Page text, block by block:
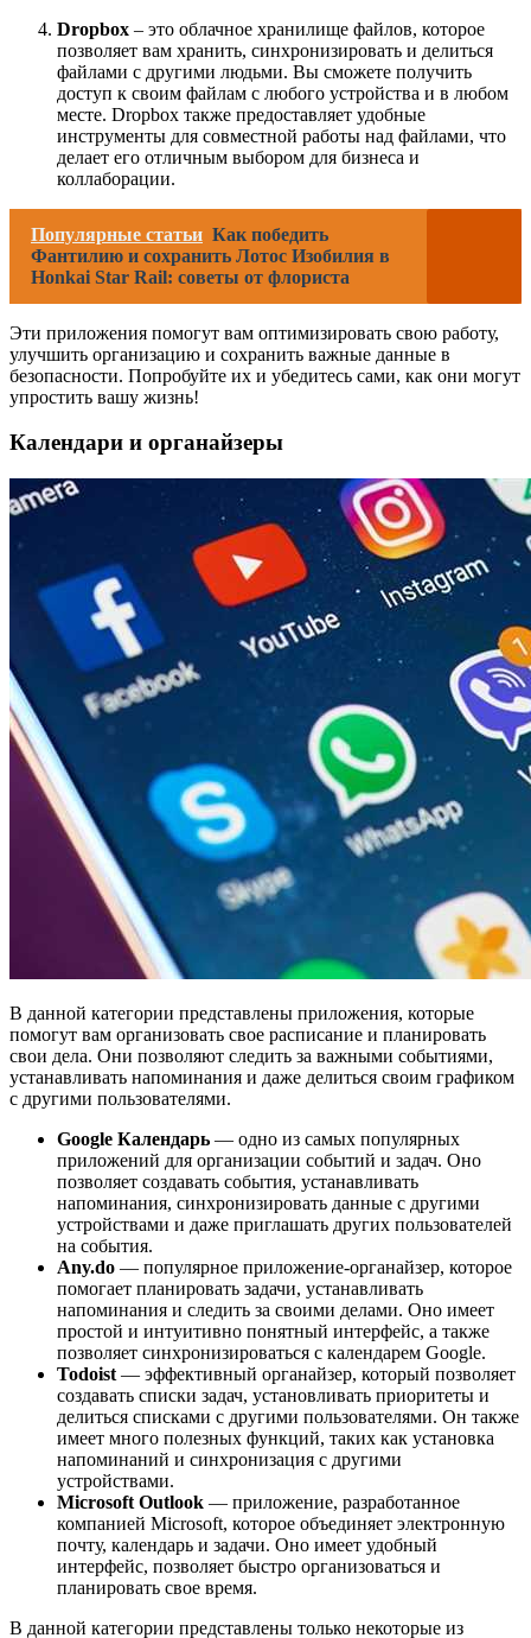
Dropbox – это облачное хранилище файлов, которое
позволяет вам хранить, синхронизировать и делиться
файлами с другими людьми. Вы сможете получить
доступ к своим файлам с любого устройства и в любом
месте. Dropbox также предоставляет удобные
инструменты для совместной работы над файлами, что
делает его отличным выбором для бизнеса и
коллаборации.
Популярные статьи Как победить
Фантилию и сохранить Лотос Изобилия в
Honkai Star Rail: советы от флориста
Эти приложения помогут вам оптимизировать свою работу,
улучшить организацию и сохранить важные данные в
безопасности. Попробуйте их и убедитесь сами, как они могут
упростить вашу жизнь!
Календари и органайзеры
В данной категории представлены приложения, которые
помогут вам организовать свое расписание и планировать
свои дела. Они позволяют следить за важными событиями,
устанавливать напоминания и даже делиться своим графиком
с другими пользователями.
Google Календарь — одно из самых популярных
приложений для организации событий и задач. Оно
позволяет создавать события, устанавливать
напоминания, синхронизировать данные с другими
устройствами и даже приглашать других пользователей
на события.
Any.do — популярное приложение-органайзер, которое
помогает планировать задачи, устанавливать
напоминания и следить за своими делами. Оно имеет
простой и интуитивно понятный интерфейс, а также
позволяет синхронизироваться с календарем Google.
Todoist — эффективный органайзер, который позволяет
создавать списки задач, установливать приоритеты и
делиться списками с другими пользователями. Он также
имеет много полезных функций, таких как установка
напоминаний и синхронизация с другими
устройствами.
Microsoft Outlook — приложение, разработанное
компанией Microsoft, которое объединяет электронную
почту, календарь и задачи. Оно имеет удобный
интерфейс, позволяет быстро организоваться и
планировать свое время.
В данной категории представлены только некоторые из